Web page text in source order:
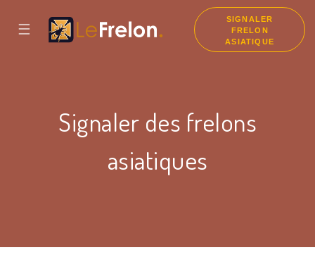
☰
SIGNALER
FRELON
ASIATIQUE
Signaler des frelons
asiatiques